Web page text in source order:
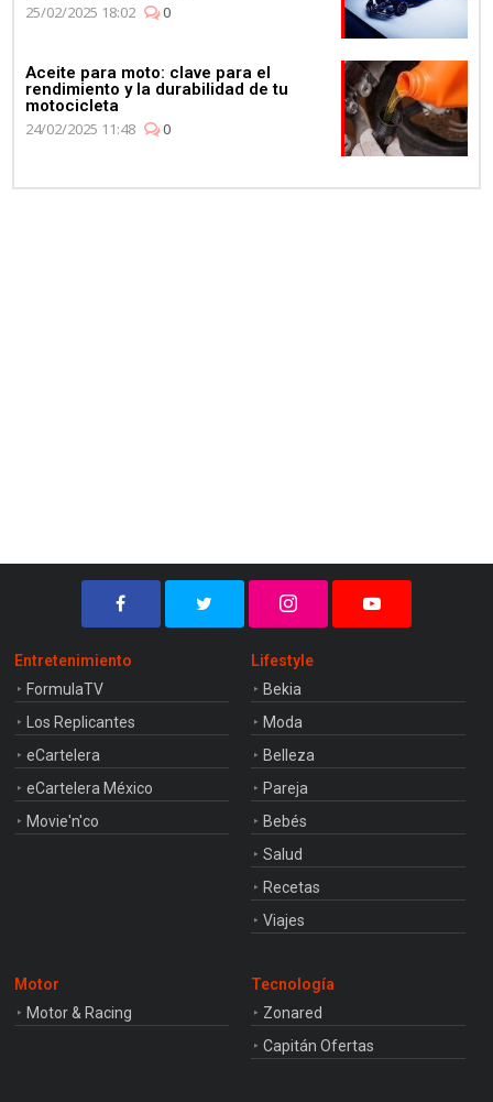
25/02/2025 18:02
0
Aceite para moto: clave para el
rendimiento y la durabilidad de tu
motocicleta
24/02/2025 11:48
0
Entretenimiento
FormulaTV
Los Replicantes
eCartelera
eCartelera México
Movie'n'co
Lifestyle
Bekia
Moda
Belleza
Pareja
Bebés
Salud
Recetas
Viajes
Motor
Motor & Racing
Tecnología
Zonared
Capitán Ofertas